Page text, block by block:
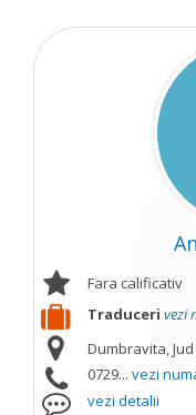
Fara calificativ
Traduceri vezi
Dumbravita, Jud
0729... vezi
vezi detalii